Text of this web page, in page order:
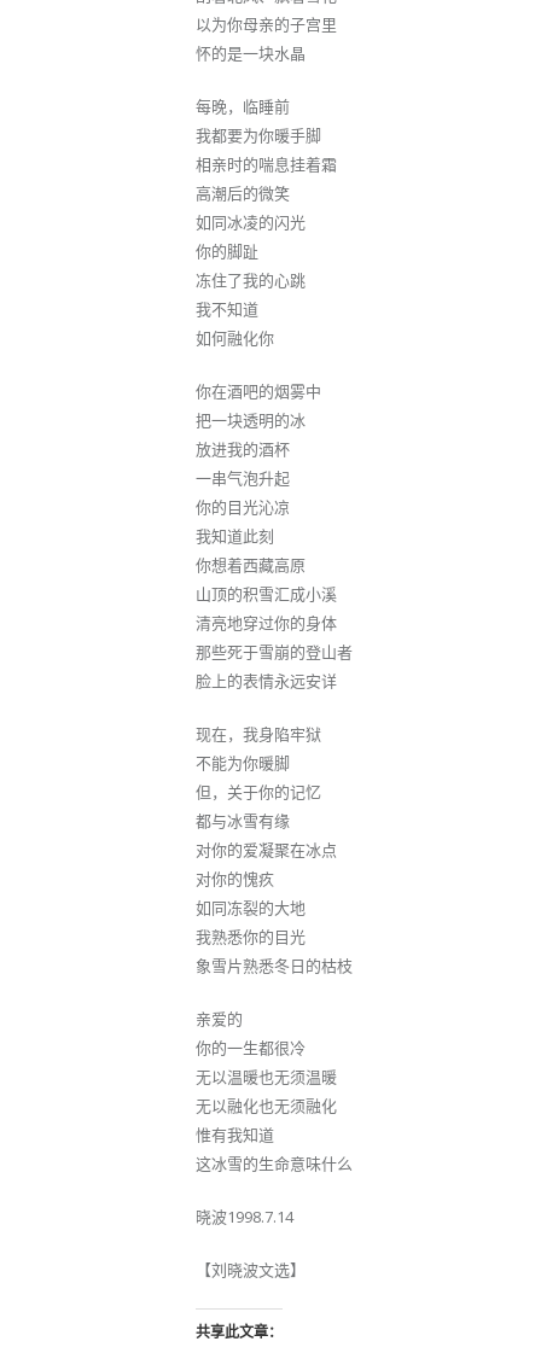
以为你母亲的子宫里
怀的是一块水晶
每晚，临睡前
我都要为你暖手脚
相亲时的喘息挂着霜
高潮后的微笑
如同冰凌的闪光
你的脚趾
冻住了我的心跳
我不知道
如何融化你
你在酒吧的烟雾中
把一块透明的冰
放进我的酒杯
一串气泡升起
你的目光沁凉
我知道此刻
你想着西藏高原
山顶的积雪汇成小溪
清亮地穿过你的身体
那些死于雪崩的登山者
脸上的表情永远安详
现在，我身陷牢狱
不能为你暖脚
但，关于你的记忆
都与冰雪有缘
对你的爱凝聚在冰点
对你的愧疚
如同冻裂的大地
我熟悉你的目光
象雪片熟悉冬日的枯枝
亲爱的
你的一生都很冷
无以温暖也无须温暖
无以融化也无须融化
惟有我知道
这冰雪的生命意味什么
晓波1998.7.14
【刘晓波文选】
共享此文章：